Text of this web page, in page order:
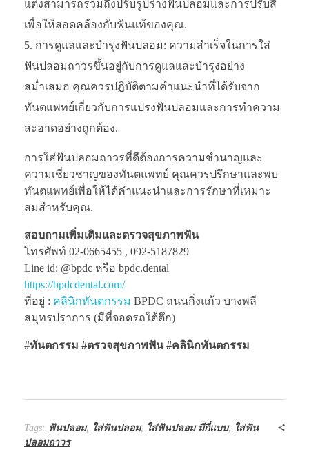
แต่งสามารถรวมถึงปรับรูปร่างฟันปลอมและการปรับสี
เพื่อให้สอดคล้องกับฟันแท้ของคุณ.
การดูแลและบำรุงฟันปลอม: ความสำเร็จในการใส่
ฟันปลอมถาวรขึ้นอยู่กับการดูแลและบำรุงอย่าง
สม่ำเสมอ คุณควรปฏิบัติตามคำแนะนำที่ได้รับจาก
ทันตแพทย์เกี่ยวกับการแปรงฟันปลอมและการทำความ
สะอาดอย่างถูกต้อง.
การใส่ฟันปลอมถาวรที่ดีต้องการความชำนาญและ
ความเชี่ยวชาญของทันตแพทย์ คุณควรปรึกษาและพบ
ทันตแพทย์เพื่อให้ได้คำแนะนำและการรักษาที่เหมาะ
สมสำหรับคุณ.
สอบถามเพิ่มเติมและตรวจสุขภาพฟัน
โทรศัพท์ 02-0665455 , 092-5187829
Line id: @bpdc หรือ bpdc.dental
https://bpdcdental.com/
ที่อยู่ : คลินิกทันตกรรม BPDC ถนนกิ่งแก้ว บางพลี
สมุทรปราการ (มีที่จอดรถใต้ตึก)
#ทันตกรรม #ตรวจสุขภาพฟัน #คลินิกทันตกรรม
Tags: ฟันปลอม, ใส่ฟันปลอม, ใส่ฟันปลอม มีกี่แบบ, ใส่ฟัน
ปลอมถาวร